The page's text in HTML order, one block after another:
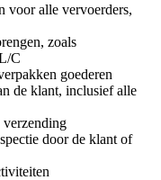
voor alle vervoerders,
zoals
C
goederen
de klant, inclusief alle
door de klant of